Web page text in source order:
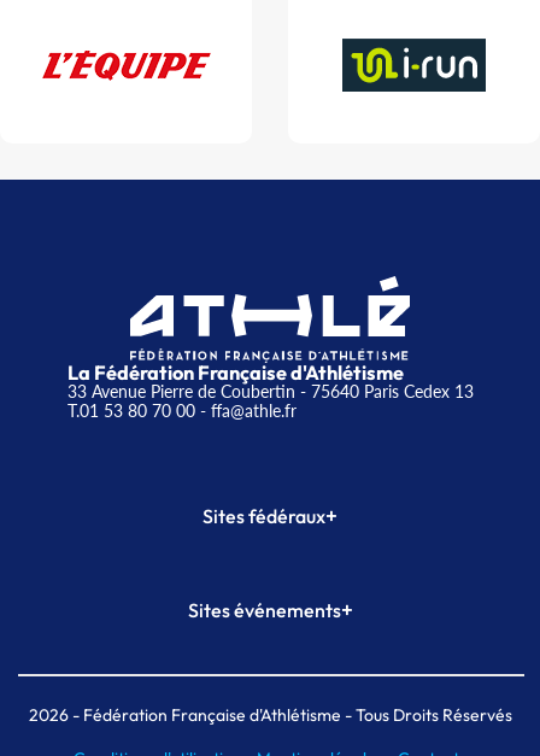
La Fédération Française d'Athlétisme
33 Avenue Pierre de Coubertin - 75640 Paris Cedex 13
T.01 53 80 70 00- ffa@athle.fr
Sites fédéraux+
Plateforme Formation
Sites événements+
Meeting de Paris indoor
MAIF Ekiden de Paris
2026- Fédération Française d'Athlétisme - Tous Droits Réservés